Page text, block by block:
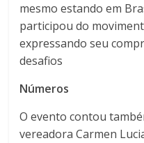
mesmo estando em
participou do
expressando seu
desafios
Números
O evento contou
vereadora Carmen